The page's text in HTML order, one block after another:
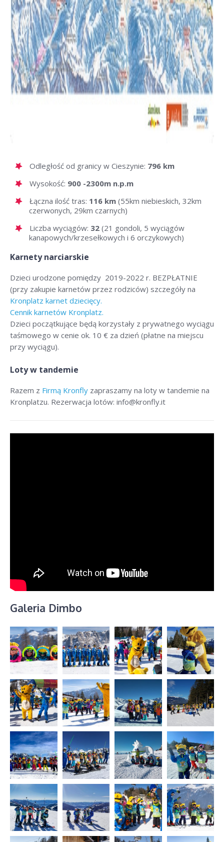
Odległość od granicy w Cieszynie: 796 km
Wysokość: 900 -2300m n.p.m
Łączna ilość tras: 116 km (55km niebieskich, 32km
czerwonych, 29km czarnych)
Liczba wyciągów: 32 (21 gondoli, 5 wyciągów
kanapowych/krzesełkowych i 6 orczykowych)
Karnety narciarskie
Dzieci urodzone pomiędzy 2019-2022 r. BEZPŁATNIE
(przy zakupie karnetów przez rodziców) szczegóły na
Kronplatz karnet dziecięcy.
Cennik karnetów Kronplatz.
Dzieci początkujące będą korzystały z prywatnego wyciągu
taśmowego w cenie ok. 10 € za dzień (płatne na miejscu
przy wyciągu).
Loty w tandemie
Razem z Firmą Kronfly zapraszamy na loty w tandemie na
Kronplatzu. Rezerwacja lotów: info@kronfly.it
Galeria Dimbo